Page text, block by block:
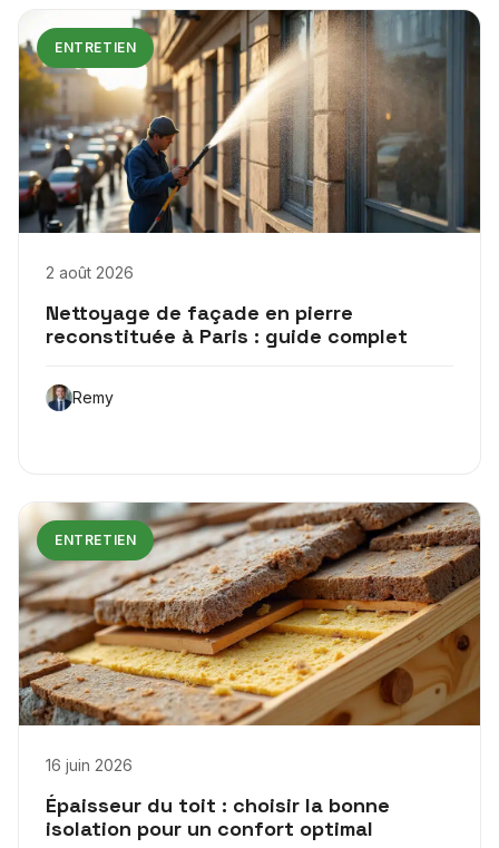
ENTRETIEN
2 août 2026
Nettoyage de façade en pierre
reconstituée à Paris : guide complet
Remy
ENTRETIEN
16 juin 2026
Épaisseur du toit : choisir la bonne
isolation pour un confort optimal